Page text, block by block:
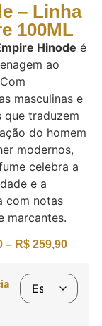
– Linha
100ML
Hinode é
ao
masculinas e
que traduzem
do homem
modernos,
celebra a
e a
com notas
marcantes.
– R$ 259,90